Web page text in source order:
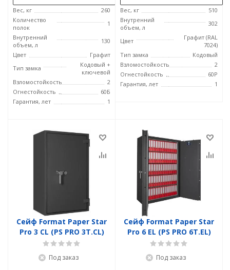
Вес, кг
260
Количество
полок
1
Внутренний
объем, л
130
Цвет
Графит
Тип замка
Кодовый +
ключевой
Взломостойкость
2
Огнестойкость
60Б
Гарантия, лет
1
Вес, кг
510
Внутренний
объем, л
302
Цвет
Графит (RAL
7024)
Тип замка
Кодовый
Взломостойкость
2
Огнестойкость
60P
Гарантия, лет
1
Сейф Format Paper Star
Pro 3 CL (PS PRO 3Т.CL)
Под заказ
Сейф Format Paper Star
Pro 6 EL (PS PRO 6Т.EL)
Под заказ